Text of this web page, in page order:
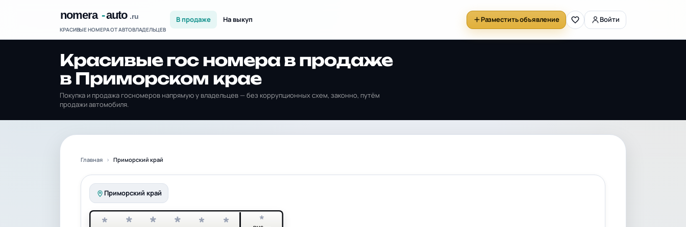
КРАСИВЫЕ НОМЕРА ОТ АВТОВЛАДЕЛЬЦЕВ
В продаже На выкуп Разместить объявление Войти
Красивые гос номера в продаже
в Приморском крае
Покупка и продажа госномеров напрямую у владельцев — без коррупционных схем, законно, путём
продажи автомобиля.
Главная Приморский край
Приморский край
* * * * * * *